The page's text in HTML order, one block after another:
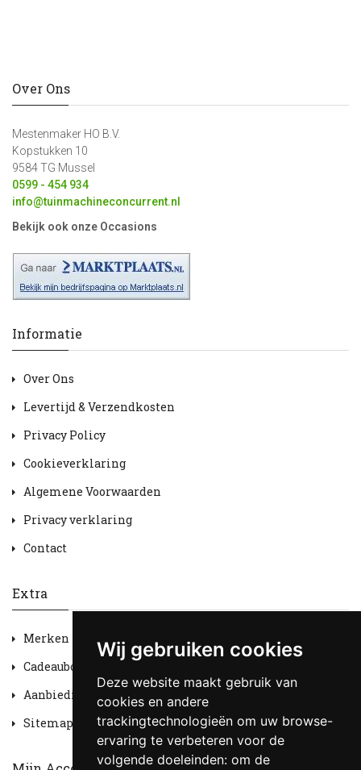
Wij gebruiken cookies
Deze website maakt gebruik van
cookies en andere
trackingtechnologieën om uw browse-
ervaring te verbeteren voor de
volgende doeleinden: om de
Over Ons
Mestenmaker HO B.V.
Kopstukken 10
9584 TG Mussel
0599 - 454 934
info@tuinmachineconcurrent.nl
Bekijk ook onze Occasions
Informatie
Over Ons
Levertijd & Verzendkosten
Privacy Policy
Cookieverklaring
Algemene Voorwaarden
Privacy verklaring
Contact
Extra
Merken
Cadeaubon
Aanbiedingen
Sitemap